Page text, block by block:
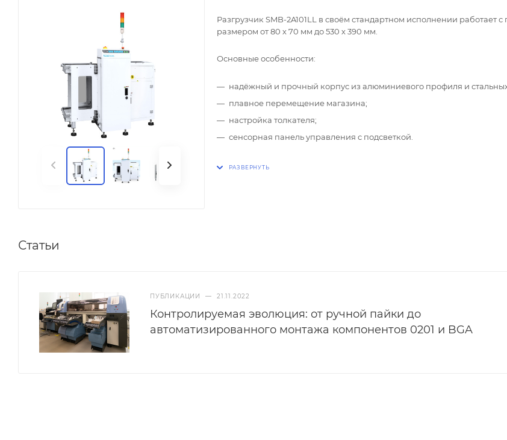
Разгрузчик SMB-2A101LL в своём стандартном исполнении работает
размером от 80 х 70 мм до 530 х 390 мм.
Основные особенности:
надёжный и прочный корпус из алюминиевого профиля и
плавное перемещение магазина;
настройка толкателя;
сенсорная панель управления с подсветкой.
Статьи
ПУБЛИКАЦИИ — 21.11.2022
Контролируемая эволюция: от ручной пайки до
автоматизированного монтажа компонентов 0201 и BGA